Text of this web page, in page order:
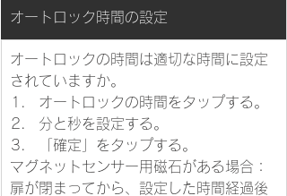
​オートロック時間の設定
オートロックの時間は適切な時間に設定
されていますか。​
オートロックの時間をタップする。
分と秒を設定する。
「確定」をタップする。
マグネットセンサー用磁石がある場合：
扉が閉まってから、設定した時間経過後